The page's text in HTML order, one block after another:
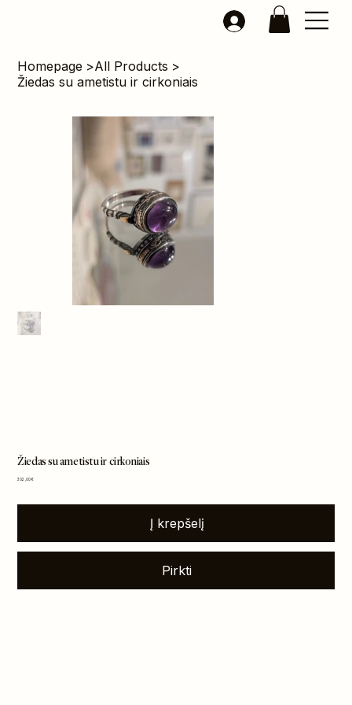
Homepage >All Products >
Žiedas su ametistu ir cirkoniais
Žiedas su ametistu ir cirkoniais
Kaina
302,00 €
Į krepšelį
Pirkti